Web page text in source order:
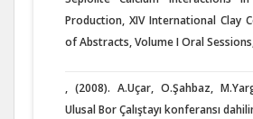
Production, XIV International Clay
of Abstracts, Volume I Oral
, (2008). A.Uçar, O.Şahbaz,
Ulusal Bor Çalıştayı konferansı